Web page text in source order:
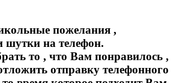
пожелания ,
шутки на телефон.
то , что Вам понравилось ,
отправку телефонного